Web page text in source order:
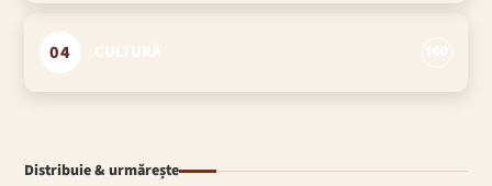
04
Distribuie & urmărește